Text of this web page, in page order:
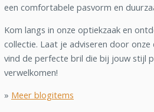
een comfortabele pasvorm en
Kom langs in onze optiekzaak en
collectie. Laat je adviseren door
vind de perfecte bril die bij jouw stijl
verwelkomen!
» Meer blogitems